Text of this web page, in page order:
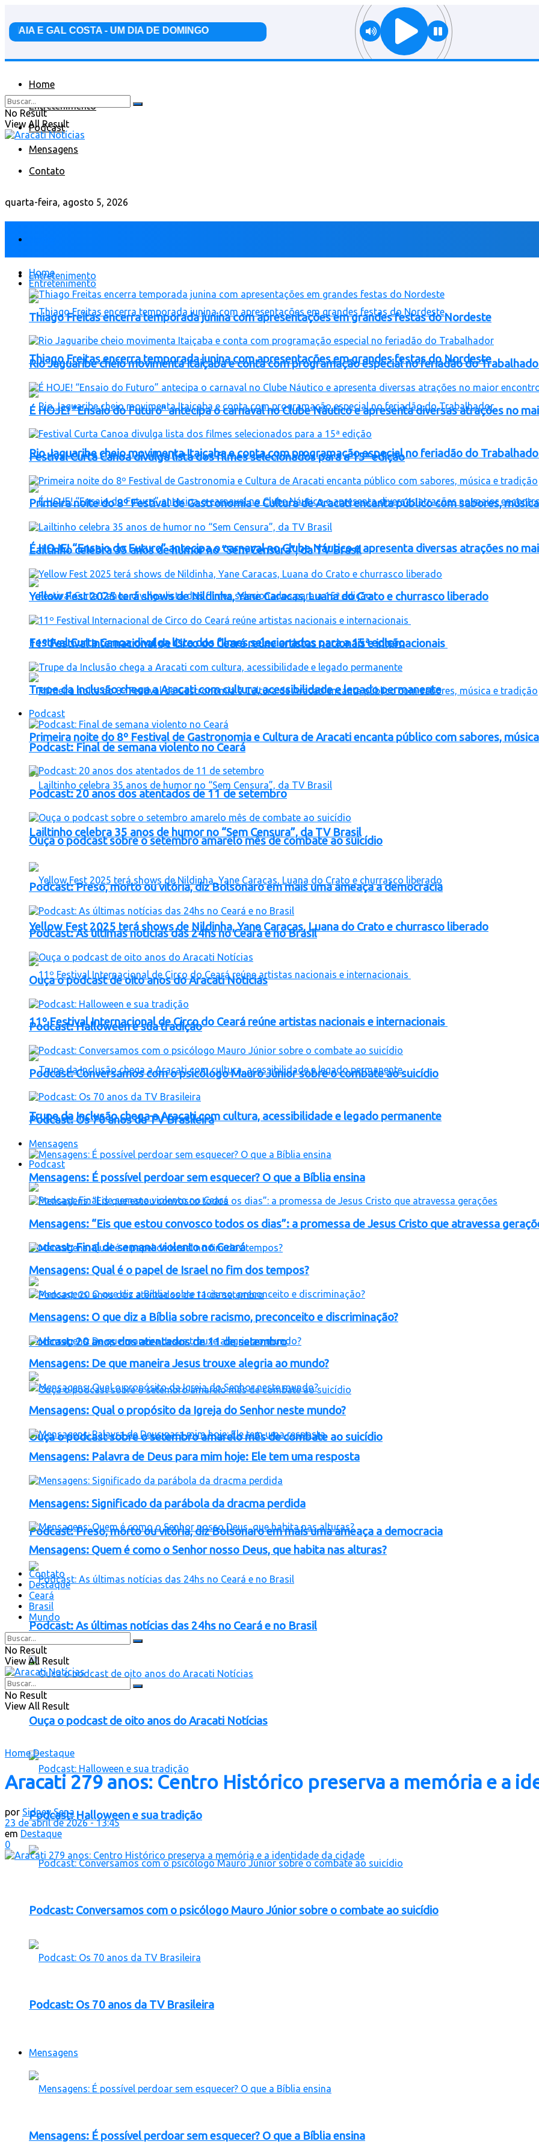
Home
Entretenimento
Podcast
Mensagens
Contato
quarta-feira, agosto 5, 2026
No Result
View All Result
Entretenimento
Thiago Freitas encerra temporada junina com apresentações em grandes festas do Nordeste
Rio Jaguaribe cheio movimenta Itaiçaba e conta com programação especial no feriadão do
É HOJE! “Ensaio do Futuro” antecipa o carnaval no Clube Náutico e apresenta diversas atrações no
Festival Curta Canoa divulga lista dos filmes selecionados para a 15ª edição
Primeira noite do 8º Festival de Gastronomia e Cultura de Aracati encanta público com sabores,
Lailtinho celebra 35 anos de humor no “Sem Censura”, da TV Brasil
Yellow Fest 2025 terá shows de Nildinha, Yane Caracas, Luana do Crato e churrasco liberado
11º Festival Internacional de Circo do Ceará reúne artistas nacionais e internacionais
Trupe da Inclusão chega a Aracati com cultura, acessibilidade e legado permanente
Podcast
Podcast: Final de semana violento no Ceará
Podcast: 20 anos dos atentados de 11 de setembro
Ouça o podcast sobre o setembro amarelo mês de combate ao suicídio
Podcast: Preso, morto ou vitória, diz Bolsonaro em mais uma ameaça a democracia
Podcast: As últimas notícias das 24hs no Ceará e no Brasil
Ouça o podcast de oito anos do Aracati Notícias
Podcast: Halloween e sua tradição
Podcast: Conversamos com o psicólogo Mauro Júnior sobre o combate ao suicídio
Podcast: Os 70 anos da TV Brasileira
Mensagens
Mensagens: É possível perdoar sem esquecer? O que a Bíblia ensina
Home
Entretenimento
Thiago Freitas encerra temporada junina com apresentações em grandes festas do Nordeste
Rio Jaguaribe cheio movimenta Itaiçaba e conta com programação especial no feriadão do
É HOJE! “Ensaio do Futuro” antecipa o carnaval no Clube Náutico e apresenta diversas atrações no
Festival Curta Canoa divulga lista dos filmes selecionados para a 15ª edição
Primeira noite do 8º Festival de Gastronomia e Cultura de Aracati encanta público com sabores,
Lailtinho celebra 35 anos de humor no “Sem Censura”, da TV Brasil
Yellow Fest 2025 terá shows de Nildinha, Yane Caracas, Luana do Crato e churrasco liberado
11º Festival Internacional de Circo do Ceará reúne artistas nacionais e internacionais
Trupe da Inclusão chega a Aracati com cultura, acessibilidade e legado permanente
Podcast
Podcast: Final de semana violento no Ceará
Podcast: 20 anos dos atentados de 11 de setembro
Ouça o podcast sobre o setembro amarelo mês de combate ao suicídio
Podcast: Preso, morto ou vitória, diz Bolsonaro em mais uma ameaça a democracia
Podcast: As últimas notícias das 24hs no Ceará e no Brasil
Ouça o podcast de oito anos do Aracati Notícias
Podcast: Halloween e sua tradição
Podcast: Conversamos com o psicólogo Mauro Júnior sobre o combate ao suicídio
Podcast: Os 70 anos da TV Brasileira
Mensagens
Mensagens: É possível perdoar sem esquecer? O que a Bíblia ensina
Mensagens: “Eis que estou convosco todos os dias”: a promessa de Jesus Cristo que atravessa
Mensagens: Qual é o papel de Israel no fim dos tempos?
Mensagens: O que diz a Bíblia sobre racismo, preconceito e discriminação?
Mensagens: De que maneira Jesus trouxe alegria ao mundo?
Mensagens: Qual o propósito da Igreja do Senhor neste mundo?
Mensagens: Palavra de Deus para mim hoje: Ele tem uma resposta
Mensagens: Significado da parábola da dracma perdida
Mensagens: Quem é como o Senhor nosso Deus, que habita nas alturas?
Contato
Destaque
Ceará
Brasil
Mundo
No Result
View All Result
No Result
View All Result
Home Destaque
Aracati 279 anos: Centro Histórico preserva a memória e a
por Sidney Sena
23 de abril de 2026 - 13:45
em Destaque
0